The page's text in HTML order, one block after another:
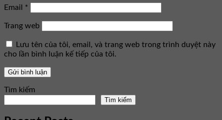
Email *
Trang web
Lưu tên của tôi, email, và trang web trong trình duyệt này
cho lần bình luận kế tiếp của tôi.
Tìm kiếm
Tìm kiếm